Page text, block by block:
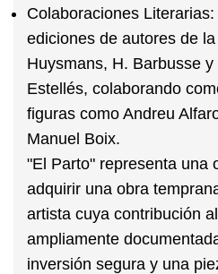
Colaboraciones Literarias:
ediciones de autores de
Huysmans, H. Barbusse
Estellés, colaborando
figuras como Andreu
Manuel Boix.
"El Parto" representa una
adquirir una obra
artista cuya contribución
ampliamente
inversión segura y una